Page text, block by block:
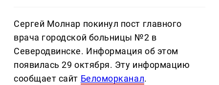
Сергей Молнар покинул пост главного
врача городской больницы №2 в
Северодвинске. Информация об этом
появилась 29 октября. Эту информацию
сообщает сайт Беломорканал.